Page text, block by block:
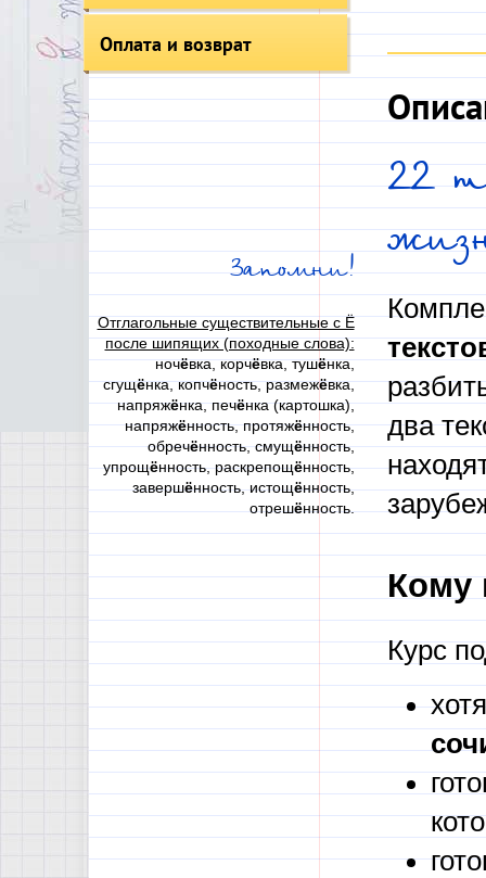
Оплата и возврат
Запомни!
Отглагольные существительные с Ё
после шипящих (походные слова):
ночёвка, корчёвка, тушёнка,
сгущёнка, копчёность, размежёвка,
напряжёнка, печёнка (картошка),
напряжённость, протяжённость,
обречённость, смущённость,
упрощённость, раскрепощённость,
завершённость, истощённость,
отрешённость.
22
два
Кому
Курс